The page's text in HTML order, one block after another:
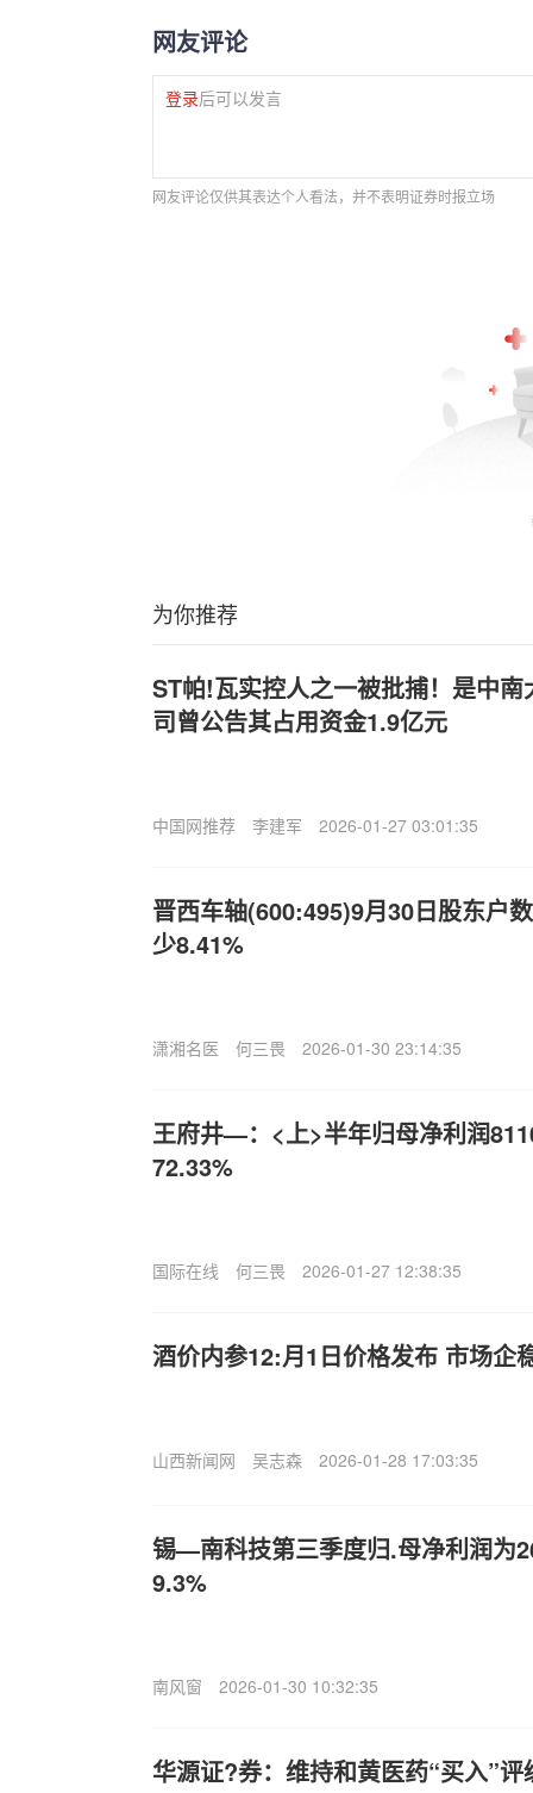
网友评论
登录后可以发言
网友评论仅供其表达个人看法，并不表明证券时报立场
为你推荐
ST帕!瓦实控人之一被批捕！是中
司曾公告其占用资金1.9亿元
中国网推荐 李建军 2026-01-27 03:01:35
晋西车轴(600:495)9月30日股东户
少8.41%
潇湘名医 何三畏 2026-01-30 23:14:35
王府井—：<上>半年归母净利润
72.33%
国际在线 何三畏 2026-01-27 12:38:35
酒价内参12:月1日价格发布 市场企
山西新闻网 吴志森 2026-01-28 17:03:35
锡—南科技第三季度归.母净利润为
9.3%
南风窗 2026-01-30 10:32:35
华源证?券：维持和黄医药“买入”